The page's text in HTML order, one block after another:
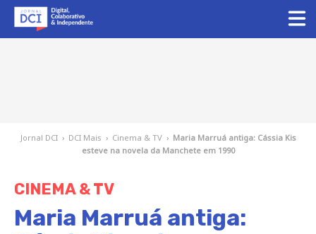
Jornal DCI › DCI Mais › Cinema & TV › Maria Marruá antiga: Cássia Kis
esteve na novela da Manchete em 1990
CINEMA & TV
Maria Marruá antiga: